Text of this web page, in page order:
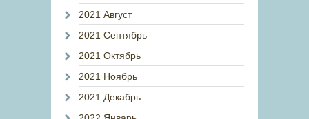
2021 Август
2021 Сентябрь
2021 Октябрь
2021 Ноябрь
2021 Декабрь